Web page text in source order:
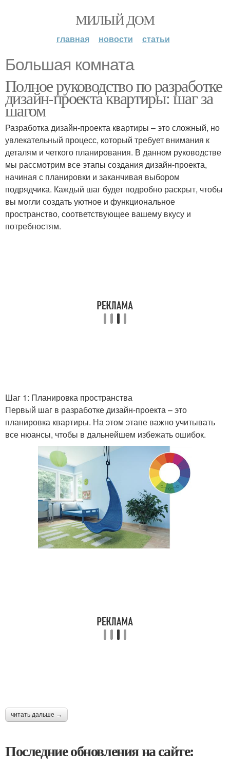
МИЛЫЙ ДОМ
главная новости статьи
Большая комната
Полное руководство по разработке
дизайн-проекта квартиры: шаг за
шагом
Разработка дизайн-проекта квартиры – это сложный, но
увлекательный процесс, который требует внимания к
деталям и четкого планирования. В данном руководстве
мы рассмотрим все этапы создания дизайн-проекта,
начиная с планировки и заканчивая выбором
подрядчика. Каждый шаг будет подробно раскрыт, чтобы
вы могли создать уютное и функциональное
пространство, соответствующее вашему вкусу и
потребностям.
Шаг 1: Планировка пространства
Первый шаг в разработке дизайн-проекта – это
планировка квартиры. На этом этапе важно учитывать
все нюансы, чтобы в дальнейшем избежать ошибок.
читать дальше →
Последние обновления на сайте: